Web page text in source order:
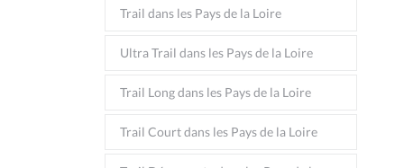
Trail dans les Pays de la Loire
Ultra Trail dans les Pays de la Loire
Trail Long dans les Pays de la Loire
Trail Court dans les Pays de la Loire